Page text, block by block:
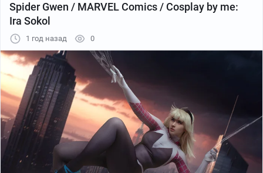
Spider Gwen / MARVEL Comics / Cosplay by me:
Ira Sokol
1 год назад 0